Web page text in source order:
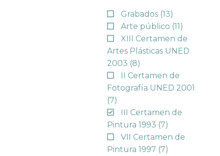
Grabados (13)
Arte público (11)
XIII Certamen de
Artes Plásticas UNED
2003 (8)
II Certamen de
Fotografía UNED 2001
(7)
III Certamen de
Pintura 1993 (7)
VII Certamen de
Pintura 1997 (7)